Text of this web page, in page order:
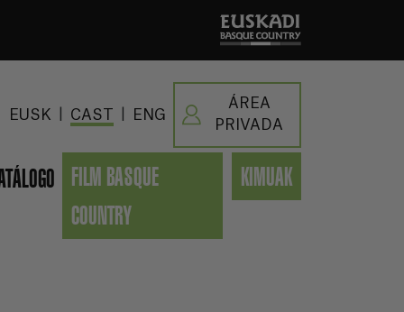
EUSK CAST ENG
ÁREA
PRIVADA
FILM BASQUE
COUNTRY
KIMUAK